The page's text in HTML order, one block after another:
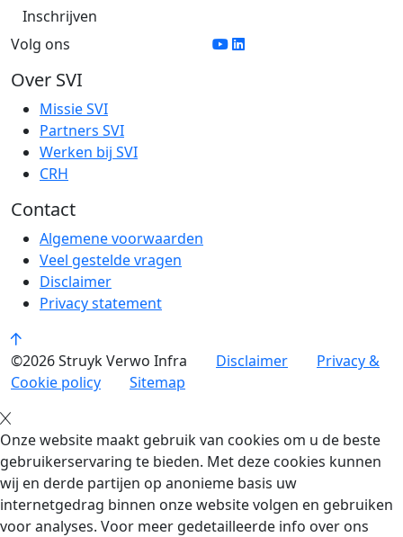
Volg ons
Over SVI
Missie SVI
Partners SVI
Werken bij SVI
CRH
Contact
Algemene voorwaarden
Veel gestelde vragen
Disclaimer
Privacy statement
©2026 Struyk Verwo Infra Disclaimer
Privacy &
Cookie policy
Sitemap
Onze website maakt gebruik van cookies om u de beste
gebruikerservaring te bieden. Met deze cookies kunnen
wij en derde partijen op anonieme basis uw
internetgedrag binnen onze website volgen en gebruiken
voor analyses. Voor meer gedetailleerde info over ons